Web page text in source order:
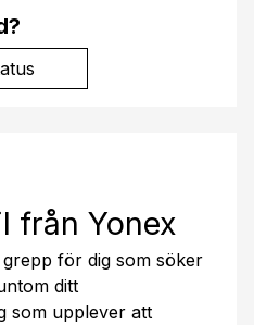
från Yonex
för dig som söker
ditt
som upplever att